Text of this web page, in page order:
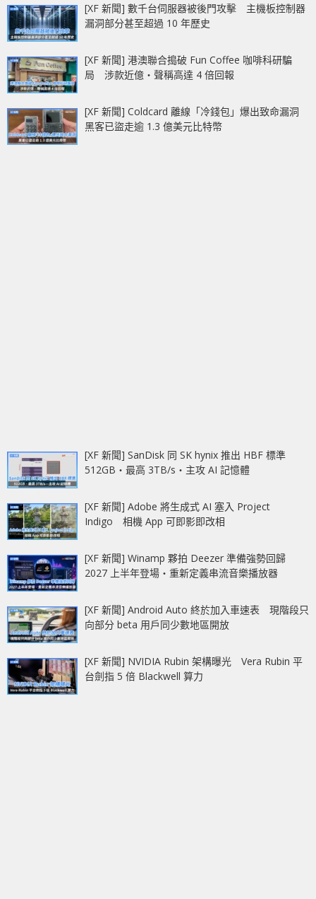
[XF 新聞] 數千台伺服器被後門攻擊 主機板控制器
漏洞部分甚至超過 10 年歷史
[XF 新聞] 港澳聯合搗破 Fun Coffee 咖啡科研騙
局 涉款近億‧聲稱高達 4 倍回報
[XF 新聞] Coldcard 離線「冷錢包」爆出致命漏洞
黑客已盜走逾 1.3 億美元比特幣
[XF 新聞] SanDisk 同 SK hynix 推出 HBF 標準
512GB‧最高 3TB/s‧主攻 AI 記憶體
[XF 新聞] Adobe 將生成式 AI 塞入 Project
Indigo 相機 App 可即影即改相
[XF 新聞] Winamp 夥拍 Deezer 準備強勢回歸
2027 上半年登場‧重新定義串流音樂播放器
[XF 新聞] Android Auto 終於加入車速表 現階段只
向部分 beta 用戶同少數地區開放
[XF 新聞] NVIDIA Rubin 架構曝光 Vera Rubin 平
台劍指 5 倍 Blackwell 算力